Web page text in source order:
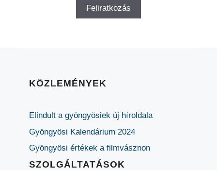
KÖZLEMÉNYEK
Elindult a gyöngyösiek új híroldala
Gyöngyösi Kalendárium 2024
Gyöngyösi értékek a filmvásznon
SZOLGÁLTATÁSOK